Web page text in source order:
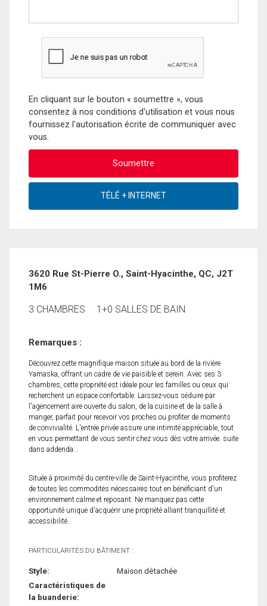
En cliquant sur le bouton « soumettre », vous
consentez à nos conditions d'utilisation et vous nous
fournissez l'autorisation écrite de communiquer avec
vous.
3620 Rue St-Pierre O., Saint-Hyacinthe, QC, J2T
1M6
3 CHAMBRES 1+0 SALLES DE BAIN
Remarques :
Découvrez cette magnifique maison située au bord de la rivière
Yamaska, offrant un cadre de vie paisible et serein. Avec ses 3
chambres, cette propriété est idéale pour les familles ou ceux qui
recherchent un espace confortable. Laissez-vous séduire par
l'agencement aire ouverte du salon, de la cuisine et de la salle à
manger, parfait pour recevoir vos proches ou profiter de moments
de convivialité. L'entrée privée assure une intimité appréciable, tout
en vous permettant de vous sentir chez vous dès votre arrivée. suite
dans addenda...
Située à proximité du centre-ville de Saint-Hyacinthe, vous profiterez
de toutes les commodités nécessaires tout en bénéficiant d'un
environnement calme et reposant. Ne manquez pas cette
opportunité unique d'acquérir une propriété alliant tranquillité et
accessibilité.
PARTICULARITÉS DU BÂTIMENT :
Style:
Maison détachée
Caractéristiques de
la buanderie: